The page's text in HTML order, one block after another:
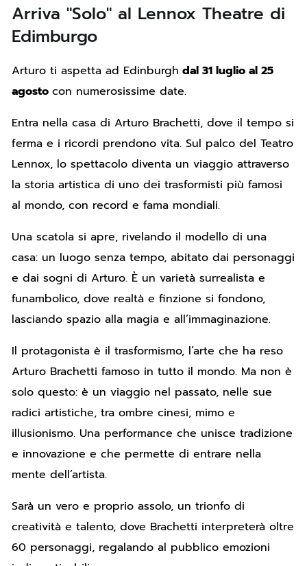
Arriva "Solo" al Lennox Theatre di
Edimburgo
Arturo ti aspetta ad Edinburgh dal 31 luglio al 25
agostocon numerosissime date.
Entra nella casa di Arturo Brachetti, dove il tempo si
ferma e i ricordi prendono vita. Sul palco del Teatro
Lennox, lo spettacolo diventa un viaggio attraverso
la storia artistica di uno dei trasformisti più famosi
al mondo, con record e fama mondiali.
Una scatola si apre, rivelando il modello di una
casa: un luogo senza tempo, abitato dai personaggi
e dai sogni di Arturo. È un varietà surrealista e
funambolico, dove realtà e finzione si fondono,
lasciando spazio alla magia e all’immaginazione.
Il protagonista è il trasformismo, l’arte che ha reso
Arturo Brachetti famoso in tutto il mondo. Ma non è
solo questo: è un viaggio nel passato, nelle sue
radici artistiche, tra ombre cinesi, mimo e
illusionismo. Una performance che unisce tradizione
e innovazione e che permette di entrare nella
mente dell’artista.
Sarà un vero e proprio assolo, un trionfo di
creatività e talento, dove Brachetti interpreterà oltre
60 personaggi, regalando al pubblico emozioni